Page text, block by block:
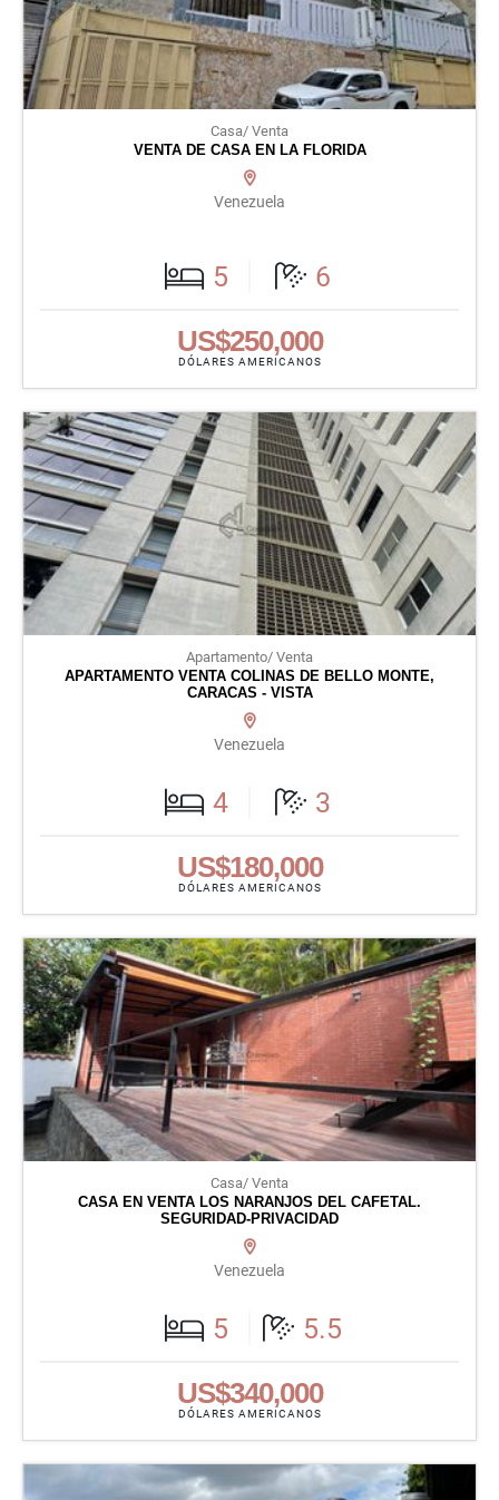
Casa/ Venta
VENTA DE CASA EN LA FLORIDA
Venezuela
5 6
US$250,000
DÓLARES AMERICANOS
Apartamento/ Venta
APARTAMENTO VENTA COLINAS DE BELLO MONTE,
CARACAS - VISTA
Venezuela
4 3
US$180,000
DÓLARES AMERICANOS
Casa/ Venta
CASA EN VENTA LOS NARANJOS DEL CAFETAL.
SEGURIDAD-PRIVACIDAD
Venezuela
5 5.5
US$340,000
DÓLARES AMERICANOS